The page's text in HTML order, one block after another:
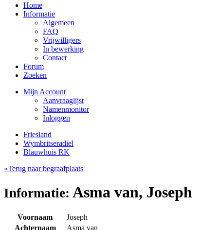
Home
Informatie
Algemeen
FAQ
Vrijwilligers
In bewerking
Contact
Forum
Zoeken
Mijn Account
Aanvraaglijst
Namenmonitor
Inloggen
Friesland
Wymbritseradiel
Blauwhuis RK
«Terug naar begraafplaats
Informatie: Asma van, Joseph
Voornaam
Joseph
Achternaam
Asma van